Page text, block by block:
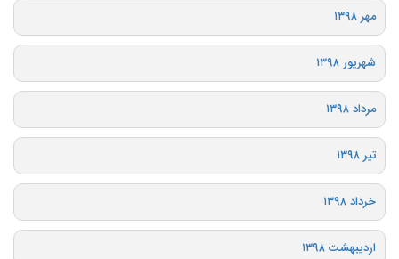
مهر ۱۳۹۸
شهریور ۱۳۹۸
مرداد ۱۳۹۸
تیر ۱۳۹۸
خرداد ۱۳۹۸
اردیبهشت ۱۳۹۸